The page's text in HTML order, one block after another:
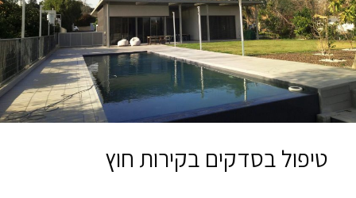
טיפול בסדקים בקירות חוץ